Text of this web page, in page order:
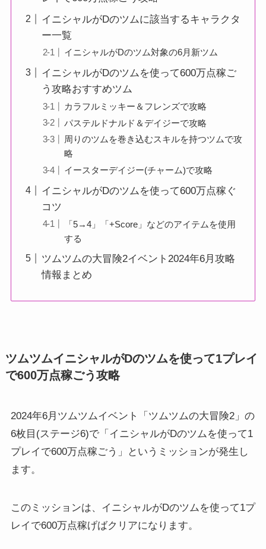
イニシャルがDのツムに該当するキャラクタ
ー一覧
イニシャルがDのツム対象の6月新ツム
イニシャルがDのツムを使って600万点稼ご
う攻略おすすめツム
カラフルミッキー＆フレンズで攻略
パステルドナルド＆デイジーで攻略
周りのツムを巻き込むスキルを持つツムで攻
略
イースターデイジー(チャーム)で攻略
イニシャルがDのツムを使って600万点稼ぐ
コツ
「5→4」「+Score」などのアイテムを使用
する
ツムツムの大冒険2イベント2024年6月攻略
情報まとめ
ツムツムイニシャルがDのツムを使って1プレイ
で600万点稼ごう攻略
2024年6月ツムツムイベント「ツムツムの大冒険2」の
6枚目(ステージ6)で「イニシャルがDのツムを使って1
プレイで600万点稼ごう」というミッションが発生し
ます。
このミッションは、イニシャルがDのツムを使って1プ
レイで600万点稼げばクリアになります。